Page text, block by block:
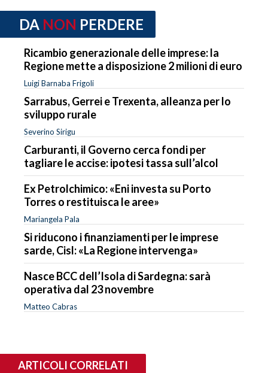
DA NON PERDERE
Ricambio generazionale delle imprese: la
Regione mette a disposizione 2 milioni di euro
Luigi Barnaba Frigoli
Sarrabus, Gerrei e Trexenta, alleanza per lo
sviluppo rurale
Severino Sirigu
Carburanti, il Governo cerca fondi per
tagliare le accise: ipotesi tassa sull’alcol
Ex Petrolchimico: «Eni investa su Porto
Torres o restituisca le aree»
Mariangela Pala
Si riducono i finanziamenti per le imprese
sarde, Cisl: «La Regione intervenga»
Nasce BCC dell’Isola di Sardegna: sarà
operativa dal 23 novembre
Matteo Cabras
ARTICOLI CORRELATI